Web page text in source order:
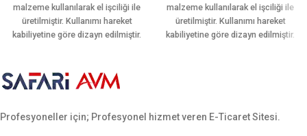
malzeme kullanılarak el işciliği ile
üretilmiştir. Kullanımı hareket
kabiliyetine göre dizayn edilmiştir.
Ergonomik yapısı sayesinde
bacağı sararak hareket rahatlığı
yavuz, baretta cz-75, glock, sig
malzeme kullanılarak el işciliği ile
üretilmiştir. Kullanımı hareket
kabiliyetine göre dizayn edilmiştir.
yavuz, baretta cz-75, glock, sig
Profesyoneller için; Profesyonel hizmet veren E-Ticaret Sitesi.